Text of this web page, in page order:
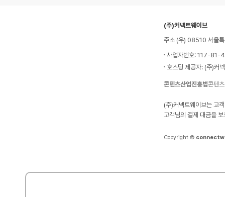
(주)커넥트웨이브
주소 (우) 08510 서울
사업자번호: 117-81-
호스팅 제공자: (주)커
콘텐츠산업진흥법콘텐
(주)커넥트웨이브는 고
고객님의 결제 대금을
Copyright ©